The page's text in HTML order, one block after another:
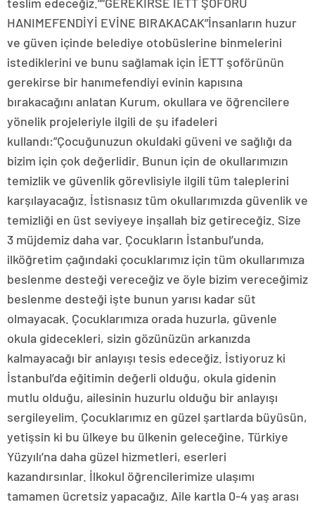
HANIMEFENDİYİ EVİNE BIRAKACAK”İnsanların huzur
ve güven içinde belediye otobüslerine binmelerini
istediklerini ve bunu sağlamak için İETT şoförünün
gerekirse bir hanımefendiyi evinin kapısına
bırakacağını anlatan Kurum, okullara ve öğrencilere
yönelik projeleriyle ilgili de şu ifadeleri
kullandı:”Çocuğunuzun okuldaki güveni ve sağlığı da
bizim için çok değerlidir. Bunun için de okullarımızın
temizlik ve güvenlik görevlisiyle ilgili tüm taleplerini
karşılayacağız. İstisnasız tüm okullarımızda güvenlik ve
temizliği en üst seviyeye inşallah biz getireceğiz. Size
3 müjdemiz daha var. Çocukların İstanbul’unda,
ilköğretim çağındaki çocuklarımız için tüm okullarımıza
beslenme desteği vereceğiz ve öyle bizim vereceğimiz
beslenme desteği işte bunun yarısı kadar süt
olmayacak. Çocuklarımıza orada huzurla, güvenle
okula gidecekleri, sizin gözünüzün arkanızda
kalmayacağı bir anlayışı tesis edeceğiz. İstiyoruz ki
İstanbul’da eğitimin değerli olduğu, okula gidenin
mutlu olduğu, ailesinin huzurlu olduğu bir anlayışı
sergileyelim. Çocuklarımız en güzel şartlarda büyüsün,
yetişsin ki bu ülkeye bu ülkenin geleceğine, Türkiye
Yüzyılı’na daha güzel hizmetleri, eserleri
kazandırsınlar. İlkokul öğrencilerimize ulaşımı
tamamen ücretsiz yapacağız. Aile kartla 0-4 yaş arası